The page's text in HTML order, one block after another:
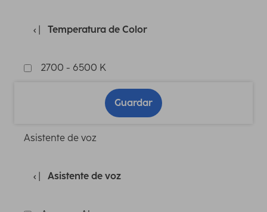
Temperatura de Color
2700 - 6500 K
Guardar
Asistente de voz
Asistente de voz